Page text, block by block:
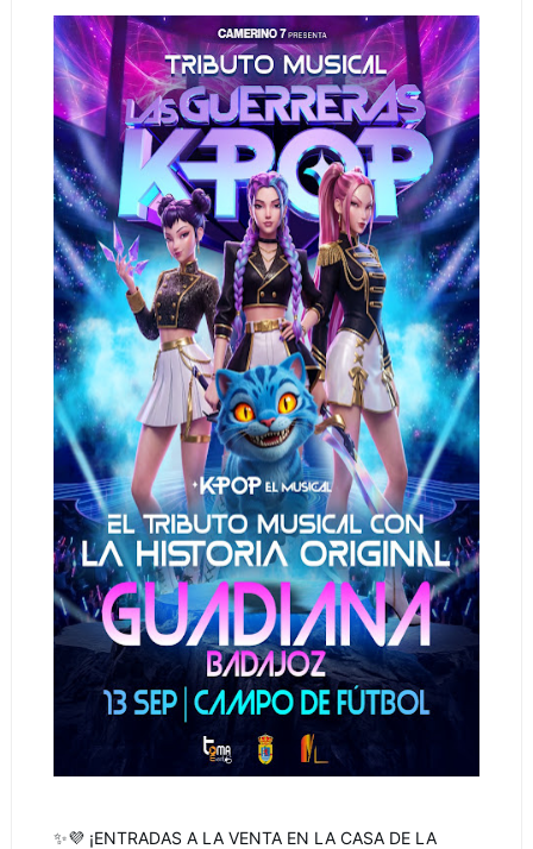
✨💜 ¡ENTRADAS A LA VENTA EN LA CASA DE LA